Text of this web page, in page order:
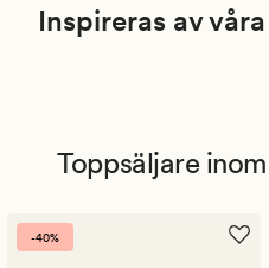
Inspireras av
Toppsäljare
-40%